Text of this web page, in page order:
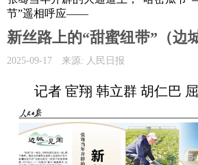
节”遥相呼应——
新丝路上的“甜蜜纽带”（边
2025-09-17 来源: 人民日报
记者 宦翔 韩立群 胡仁巴